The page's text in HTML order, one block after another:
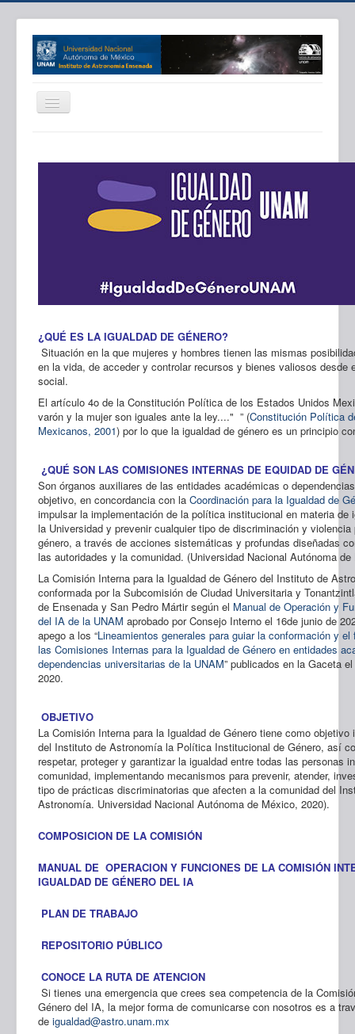
Investigación
Docencia
Areas Apoyo
Asu. Internos
Sedes
UNAM
¿QUÉ ES LA IGUALDAD DE GÉNERO?
Situación en la que mujeres y hombres tienen las mismas
en la vida, de acceder y controlar recursos y bienes valiosos desde
social.
El artículo 4o de la Constitución Política de los Estados Unidos
varón y la mujer son iguales ante la ley...." ” (Constitución Política
Mexicanos, 2001) por lo que la igualdad de género es un principio
¿QUÉ SON LAS COMISIONES INTERNAS DE EQUIDAD DE
Son órganos auxiliares de las entidades académicas o
objetivo, en concordancia con la Coordinación para la Igualdad de
impulsar la implementación de la política institucional en materia de
la Universidad y prevenir cualquier tipo de discriminación y violencia
género, a través de acciones sistemáticas y profundas diseñadas
las autoridades y la comunidad. (Universidad Nacional Autónoma
La Comisión Interna para la Igualdad de Género del Instituto de
conformada por la Subcomisión de Ciudad Universitaria y
de Ensenada y San Pedro Mártir según el Manual de Operación y
del IA de la UNAM aprobado por Consejo Interno el 16de junio de
apego a los “Lineamientos generales para guiar la conformación y
las Comisiones Internas para la Igualdad de Género en entidades
dependencias universitarias de la UNAM” publicados en la Gaceta
2020.
OBJETIVO
La Comisión Interna para la Igualdad de Género tiene como objetivo
del Instituto de Astronomía la Política Institucional de Género, así
respetar, proteger y garantizar la igualdad entre todas las personas
comunidad, implementando mecanismos para prevenir, atender,
tipo de prácticas discriminatorias que afecten a la comunidad del
Astronomía. Universidad Nacional Autónoma de México, 2020).
COMPOSICION DE LA COMISIÓN
MANUAL DE OPERACION Y FUNCIONES DE LA COMISIÓN
IGUALDAD DE GÉNERO DEL IA
PLAN DE TRABAJO
REPOSITORIO PÚBLICO
CONOCE LA RUTA DE ATENCION
Si tienes una emergencia que crees sea competencia de la
Género del IA, la mejor forma de comunicarse con nosotros es a
de igualdad@astro.unam.mx